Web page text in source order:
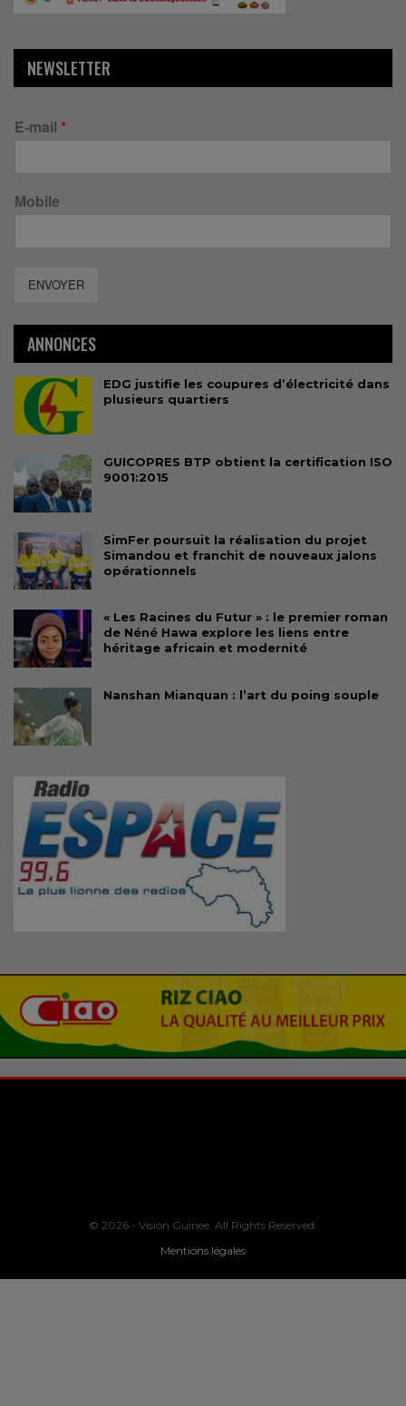
NEWSLETTER
E-mail *
Mobile
ENVOYER
ANNONCES
EDG justifie les coupures d’électricité dans
plusieurs quartiers
GUICOPRES BTP obtient la certification ISO
9001:2015
SimFer poursuit la réalisation du projet
Simandou et franchit de nouveaux jalons
opérationnels
« Les Racines du Futur » : le premier roman
de Néné Hawa explore les liens entre
héritage africain et modernité
Nanshan Mianquan : l’art du poing souple
© 2026 - Vision Guinee. All Rights Reserved.
Mentions légales